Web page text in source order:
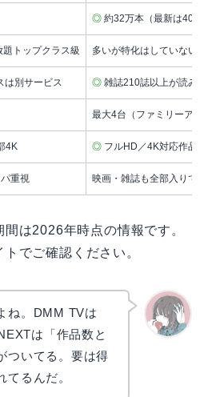
◎ 約32万本（最新は40
題トップクラス級 多いが特化はしていない
は別サービス ◎ 雑誌210誌以上が読み
最大4台（ファミリーア
4K ◎ フルHD／4K対応作品
重視 映画・雑誌も全部入りで
は2026年時点の情報です。
でご確認ください。
ね。DMM TVは
は「作品数と
ついてる。要は得
てるんだ。